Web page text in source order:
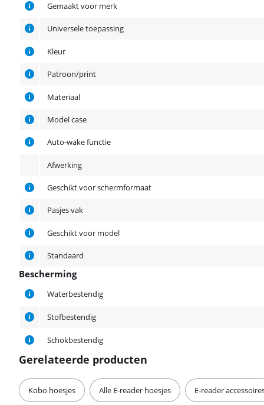
Gemaakt voor merk
Universele toepassing
Kleur
Patroon/print
Materiaal
Model case
Auto-wake functie
Afwerking
Geschikt voor schermformaat
Pasjes vak
Geschikt voor model
Standaard
Bescherming
Bescherming
Waterbestendig
Stofbestendig
Schokbestendig
Gerelateerde producten
Kobo hoesjes Alle E-reader hoesjes E-reader